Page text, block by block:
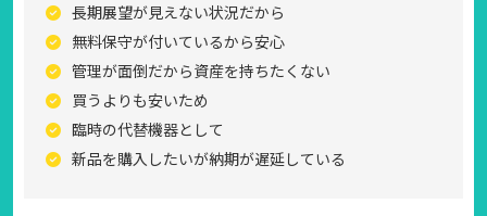
長期展望が見えない状況だから
無料保守が付いているから安心
管理が面倒だから資産を持ちたくない
買うよりも安いため
臨時の代替機器として
新品を購入したいが納期が遅延している